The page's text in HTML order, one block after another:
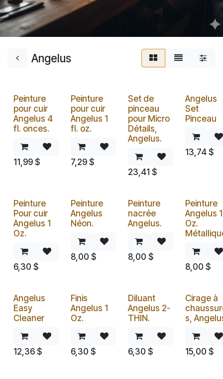
Angelus
Peinture
pour cuir
Angelus 4
fl. onces.
11,99 $
Peinture
pour cuir
Angelus 1
fl. oz.
7,29 $
Set de
pinceau
pour Micro
Détails,
Angelus.
23,41 $
Angelus
Set
Pinceau
13,74 $
Peinture
Pour cuir
Angelus 1
Oz.
6,30 $
Peinture
Angelus
Néon.
8,00 $
Peinture
nacrée
Angelus.
8,00 $
Peinture
Angelus 1
Oz.
8,00 $
Angelus
Easy
Cleaner
12,36 $
Finis
Angelus 1
Oz.
6,30 $
Diluant
Angelus 2-
THIN.
6,30 $
Cirage à
s,
15,00 $